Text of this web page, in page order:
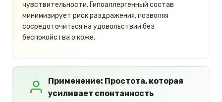
чувствительности. Гипоаллергенный состав
минимизирует риск раздражения, позволяя
сосредоточиться на удовольствии без
беспокойства о коже.
Применение: Простота, которая
усиливает спонтанность